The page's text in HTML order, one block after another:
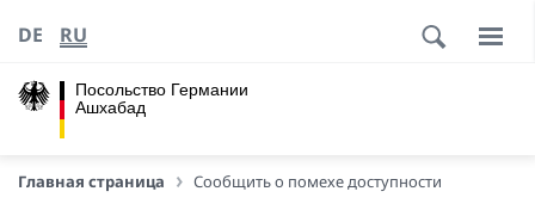
Посольство Германии
Ашхабад
DE RU
Главная страница Сообщить о помехе доступности